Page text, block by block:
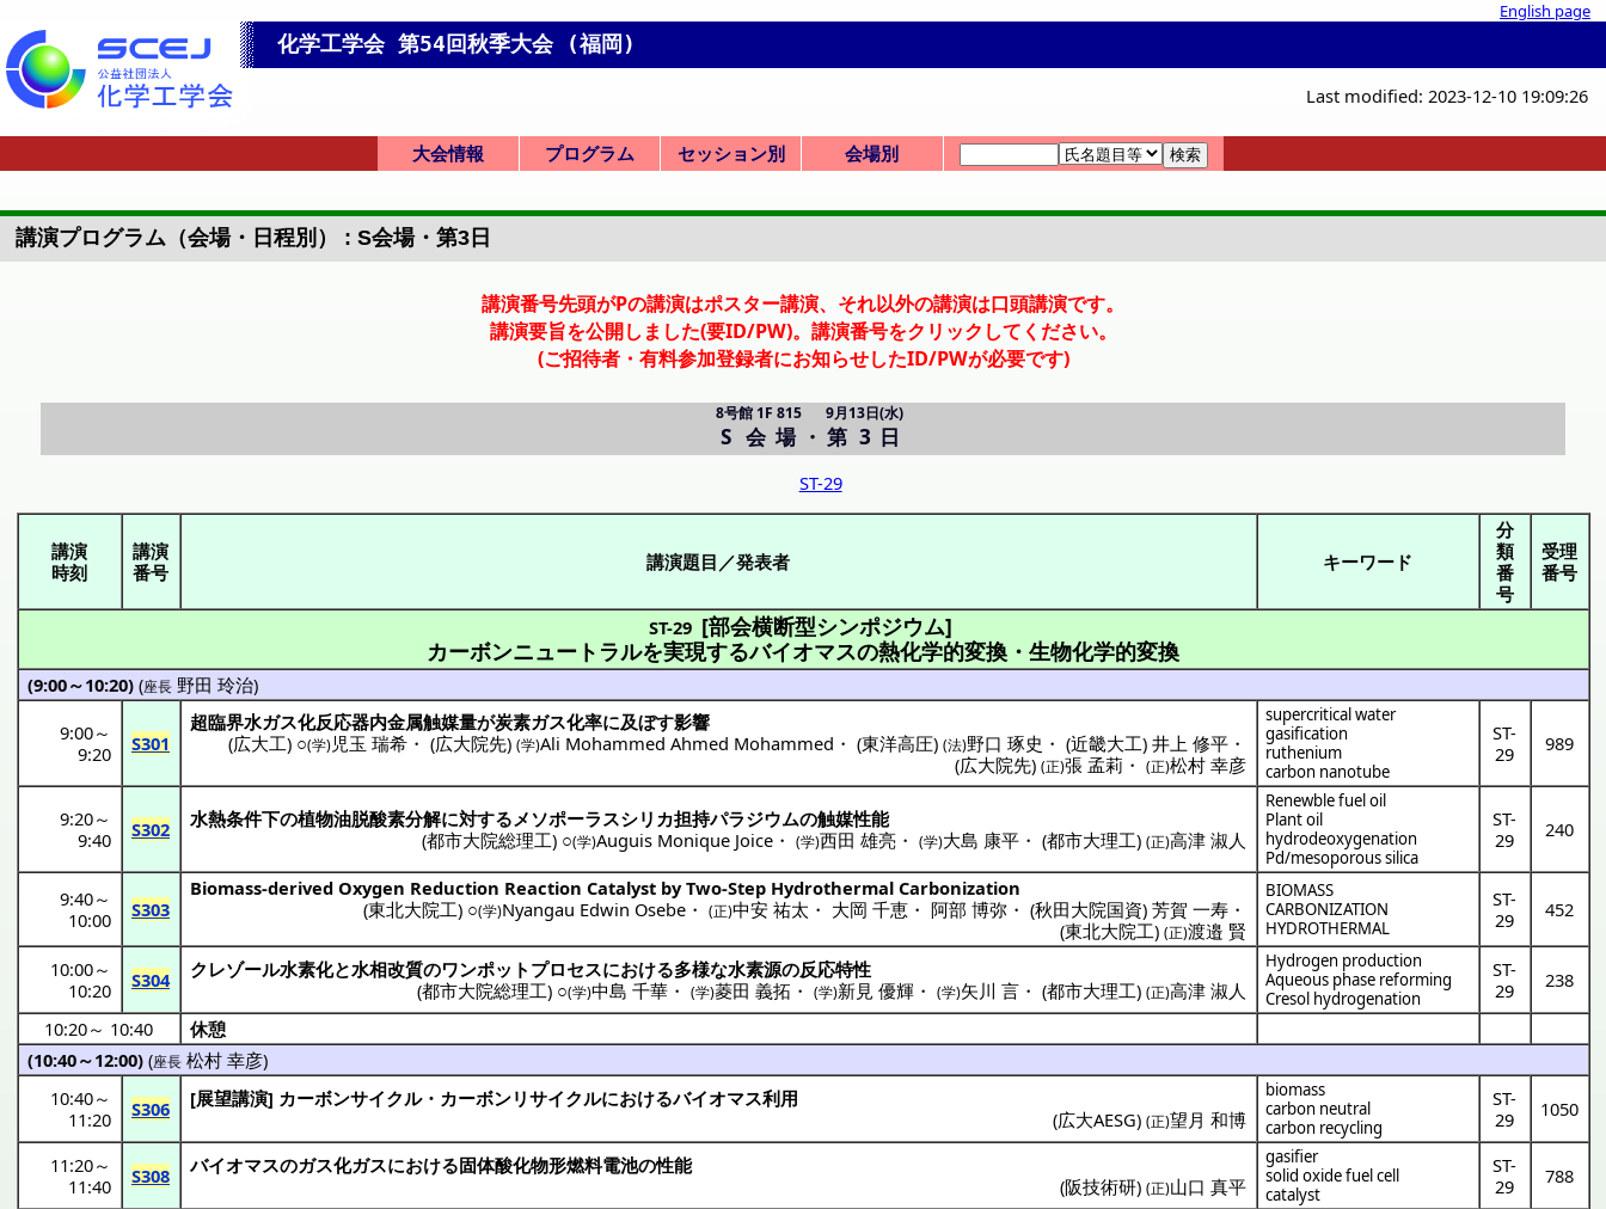
English page
化学工学会 第54回秋季大会 (福岡)
Last modified: 2023-12-10 19:09:26
大会情報
プログラム
u
セッション別
ポ
会場別
講演プログラム（会場・日程別） : S会場・第3日
講演番号先頭がPの講演はポスター講演、それ以外の講演は口頭講演です。
講演要旨を公開しました(要ID/PW)。講演番号をクリックしてください。
(ご招待者・有料参加登録者にお知らせしたID/PWが必要です)
S 会場
8号館 1F 815
・ 第 3 日
9月13日(水)
ST-29
講演
時刻
講演
番号
講演題目／発表者 キーワード
分
類
番
号
受理
番号
ST-29 [部会横断型シンポジウム]
カーボンニュートラルを実現するバイオマスの熱化学的変換・生物化学的変換
(9:00～10:20)(座長 野田 玲治)
9:00～
9:20
S301
超臨界水ガス化反応器内金属触媒量が炭素ガス化率に及ぼす影響
(広大工) ○(学)児玉 瑞希 ・(広大院先)(学)Ali Mohammed Ahmed Mohammed ・(東洋高圧)(法)野口 琢史 ・(近畿大工)井上 修平 ・
(広大院先)(正)張 孟莉 ・(正)松村 幸彦
supercritical water
gasification
ruthenium
carbon nanotube
ST-
29
989
9:20～
9:40
S302 水熱条件下の植物油脱酸素分解に対する メソポーラスシリカ担持パラジウムの触媒性能
(都市大院総理工) ○(学)Auguis Monique Joice ・(学)西田 雄亮 ・(学)大島 康平 ・(都市大理工)(正)高津 淑人
Renewble fuel oil
Plant oil
hydrodeoxygenation
Pd/mesoporous silica
ST-
29
240
9:40～
10:00
S303
Biomass-derived Oxygen Reduction Reaction Catalyst by Two-Step Hydrothermal Carbonization
(東北大院工) ○(学)Nyangau Edwin Osebe ・(正)中安 祐太 ・ 大岡 千恵 ・阿部 博弥 ・(秋田大院国資)芳賀 一寿 ・
(東北大院工)(正)渡邉 賢
BIOMASS
CARBONIZATION
HYDROTHERMAL
ST-
29
452
10:00～
10:20
S304 クレゾール水素化と水相改質のワンポットプロセスにおける多様な水素源の反応特性
(都市大院総理工) ○(学)中島 千華 ・(学)菱田 義拓 ・(学)新見 優輝 ・(学)矢川 言 ・(都市大理工)(正)高津 淑人
Hydrogen production
Aqueous phase reforming
Cresol hydrogenation
ST-
29
238
10:20～ 10:40
休憩
(10:40～12:00)(座長 松村 幸彦)
10:40～
11:20
S306 [展望講演] カーボンサイクル・ カーボンリサイクルにおけるバイオマス利用
(広大AESG)(正)望月 和博
biomass
carbon neutral
carbon recycling
ST-
29
1050
11:20～
11:40
S308 バイオマスのガス化ガスにおける固体酸化物形燃料電池の性能
(阪技術研)(正)山口 真平
gasifier
solid oxide fuel cell
catalyst
ST-
29
788